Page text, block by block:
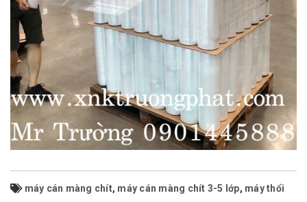
máy cán màng chít, máy cán màng chít 3-5 lớp, máy thổi